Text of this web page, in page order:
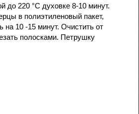
до 220 °С духовке 8-10 минут.
в полиэтиленовый пакет,
на 10 -15 минут. Очистить от
полосками. Петрушку